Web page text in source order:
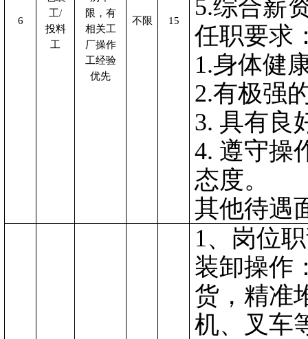
6
工/
投料
工
限，有
相关工
厂操作
工经验
优先
不限 15
5.综合薪
任职要求
1.身体健
2.有极强
3. 具有良
4. 遵守操
态度。
其他待遇
1、岗位
装卸操作‌
货，精准
机、叉车